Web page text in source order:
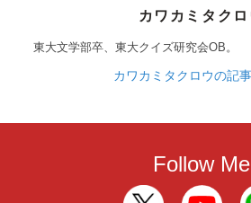
カワカミタクロ
東大文学部卒、東大クイズ研究会OB。
カワカミタクロウの記
Follow Me